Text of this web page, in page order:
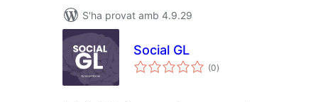
S'ha provat amb 4.9.29
Social GL
(0puntuacions
totals
)